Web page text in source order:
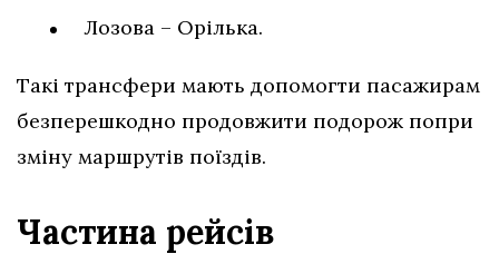
Лозова – Орілька.
Такі трансфери мають допомогти пасажирам
безперешкодно продовжити подорож попри
зміну маршрутів поїздів.
Частина рейсів